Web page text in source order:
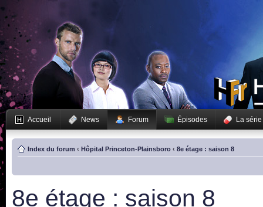
Accueil News Forum Épisodes La série
Index du forum ‹ Hôpital Princeton-Plainsboro ‹ 8e étage : saison 8
8e étage : saison 8